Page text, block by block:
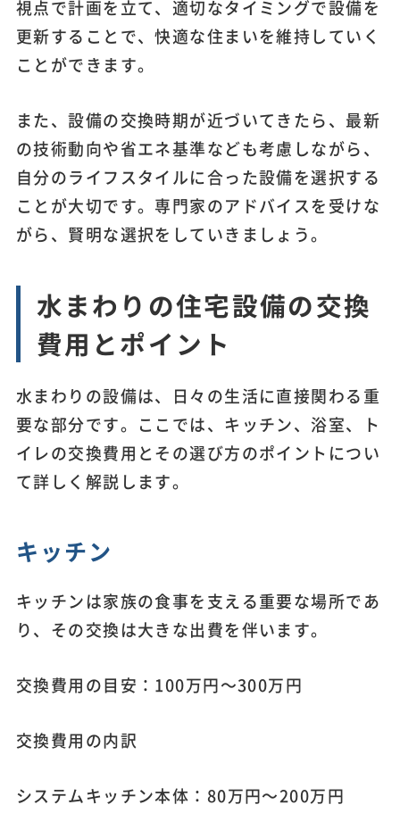
視点で計画を立て、適切なタイミングで設備を
更新することで、快適な住まいを維持していく
ことができます。
また、設備の交換時期が近づいてきたら、最新
の技術動向や省エネ基準なども考慮しながら、
自分のライフスタイルに合った設備を選択する
ことが大切です。専門家のアドバイスを受けな
がら、賢明な選択をしていきましょう。
水まわりの住宅設備の交換
費用とポイント
水まわりの設備は、日々の生活に直接関わる重
要な部分です。ここでは、キッチン、浴室、ト
イレの交換費用とその選び方のポイントについ
て詳しく解説します。
キッチン
キッチンは家族の食事を支える重要な場所であ
り、その交換は大きな出費を伴います。
交換費用の目安：100万円～300万円
交換費用の内訳
システムキッチン本体：80万円～200万円